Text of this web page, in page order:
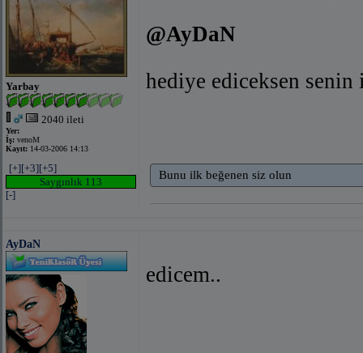
Yarbay
2040 ileti
Yer:
İş: venoM
Kayıt: 14-03-2006 14:13
[+][+3][+5]
Saygınlık 113
[-]
@AyDaN
hediye ediceksen
Bunu ilk beğenen siz olun
AyDaN
edicem..